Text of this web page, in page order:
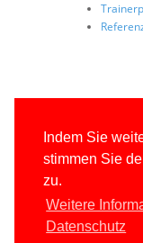
Indem Sie
stimmen Sie
zu.
Weitere
Datenschutz